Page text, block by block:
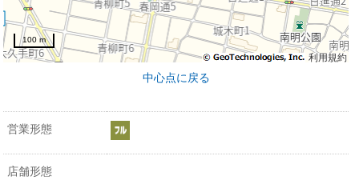
利用規約
100 m
中心点に戻る
営業形態
店舗形態